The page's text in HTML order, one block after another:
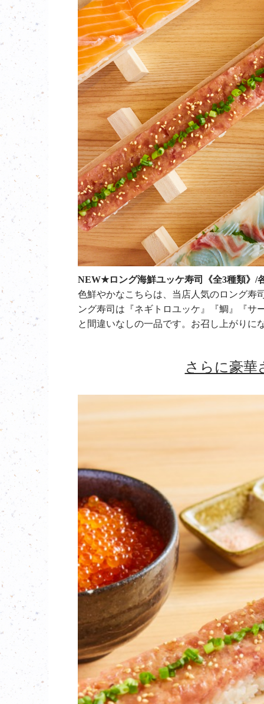
NEW★ロング海鮮ユッケ寿司《全3種類》/
色鮮やかなこちらは、当店人気のロング寿
ング寿司は『ネギトロユッケ』『鯛』『サ
と間違いなしの一品です。お召し上がりに
さらに豪華